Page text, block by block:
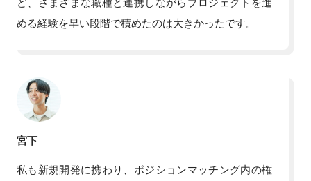
める経験を早い段階で積めたのは大きかったです。
宮下
私も新規開発に携わり、ポジションマッチング内の権